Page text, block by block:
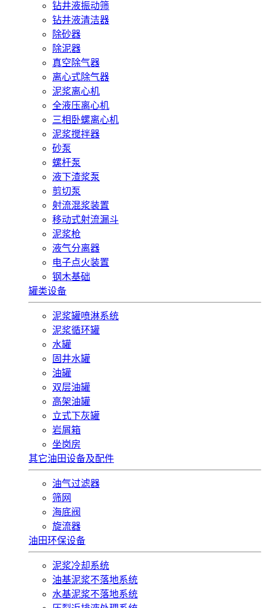
钻井液振动筛
钻井液清洁器
除砂器
除泥器
真空除气器
离心式除气器
泥浆离心机
全液压离心机
三相卧螺离心机
泥浆搅拌器
砂泵
螺杆泵
液下渣浆泵
剪切泵
射流混浆装置
移动式射流漏斗
泥浆枪
液气分离器
电子点火装置
钢木基础
罐类设备
泥浆罐喷淋系统
泥浆循环罐
水罐
固井水罐
油罐
双层油罐
高架油罐
立式下灰罐
岩屑箱
坐岗房
其它油田设备及配件
油气过滤器
筛网
海底阀
旋流器
油田环保设备
泥浆冷却系统
油基泥浆不落地系统
水基泥浆不落地系统